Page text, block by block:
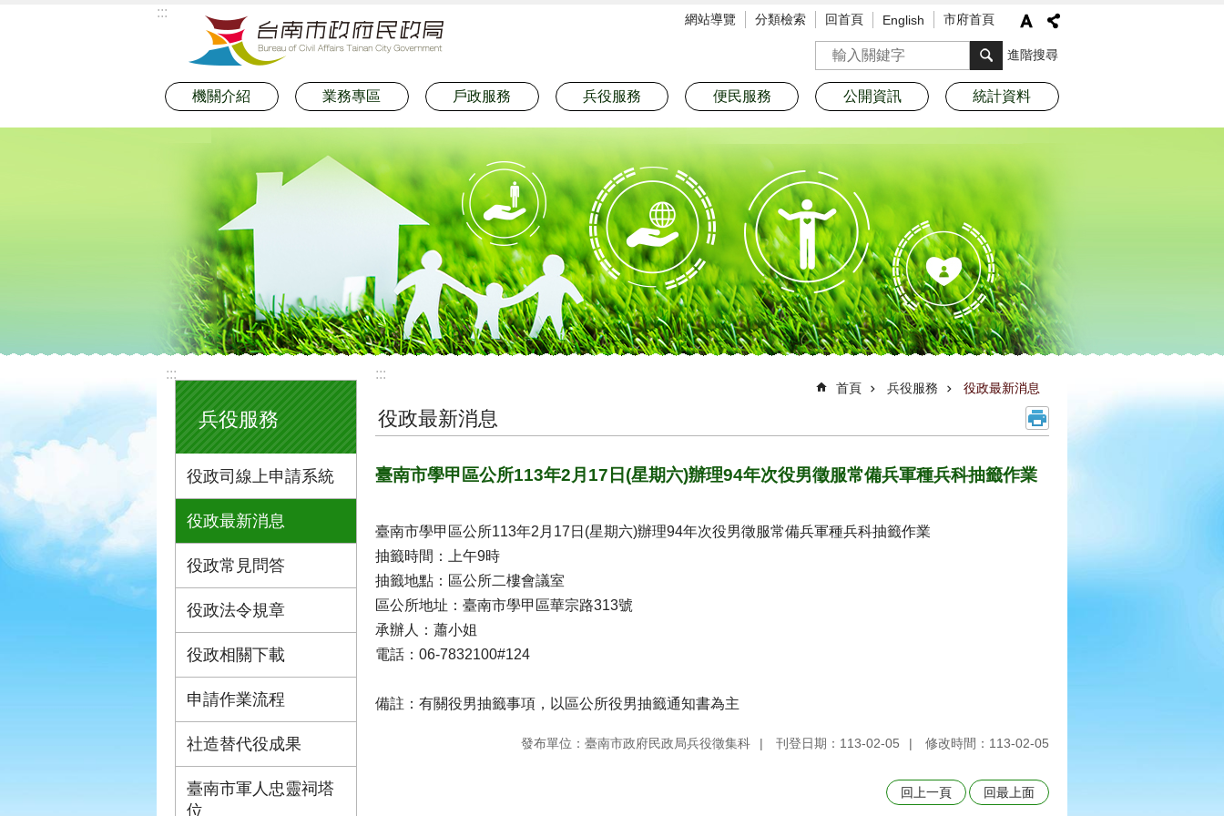
::: 網站導覽 分類檢索 回首頁 English 市府首頁
搜尋 進階搜尋
機關介紹 業務專區 戶政服務 兵役服務 便民服務 公開資訊 統計資料
:::
兵役服務
役政司線上申請系統
役政最新消息
役政常見問答
役政法令規章
役政相關下載
申請作業流程
社造替代役成果
臺南市軍人忠靈祠塔
位
:::
首頁 兵役服務 役政最新消息
役政最新消息
臺南市學甲區公所113年2月17日(星期六)辦理94年次役男徵服常備兵軍種兵科抽籤作業
臺南市學甲區公所113年2月17日(星期六)辦理94年次役男徵服常備兵軍種兵科抽籤作業
抽籤時間：上午9時
抽籤地點：區公所二樓會議室
區公所地址：臺南市學甲區華宗路313號
承辦人：蕭小姐
電話：06-7832100#124
備註：有關役男抽籤事項，以區公所役男抽籤通知書為主
發布單位：臺南市政府民政局兵役徵集科 刊登日期：113-02-05 修改時間：113-02-05
回上一頁 回最上面